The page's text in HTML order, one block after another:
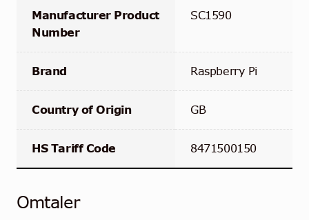
Manufacturer Product
Number
SC1590
Brand Raspberry Pi
Country of Origin GB
HS Tariff Code 8471500150
Omtaler